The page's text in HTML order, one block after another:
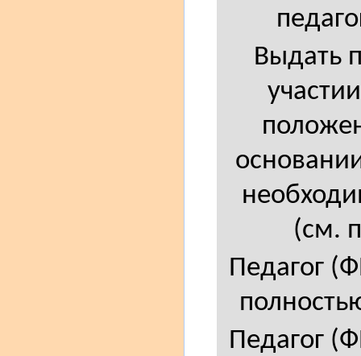
Выдать
(см.
Педагог
Педагог